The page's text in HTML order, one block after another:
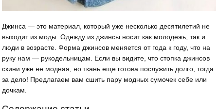
Джинса — это материал, который уже несколько десятилетий не
выходит из моды. Одежду из джинсы носит как молодежь, так и
люди в возрасте. Форма джинсов меняется от года к году, что на
руку нам — рукодельницам. Если вы видите, что стопка джинсов
скини уже не модная, но ткань еще готова послужить долго, тогда
за дело! Предлагаем вам сшить пару модных сумочек себе или
дочкам.